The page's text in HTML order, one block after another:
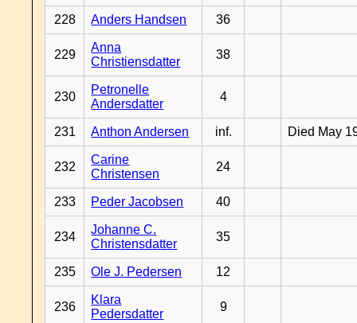
228 Anders Handsen 36
229
Anna
Christiensdatter
38
230
Petronelle
Andersdatter
4
231 Anthon Andersen inf. Died May
232
Carine
Christensen
24
233 Peder Jacobsen 40
234
Johanne C.
Christensdatter
35
235 Ole J. Pedersen 12
236
Klara
Pedersdatter
9